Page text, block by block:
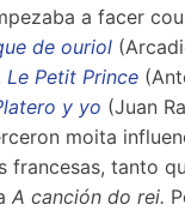
a facer
de ouriol
Le Petit Prince
y yo (Juan
moita
francesas, tanto
A canción do rei.